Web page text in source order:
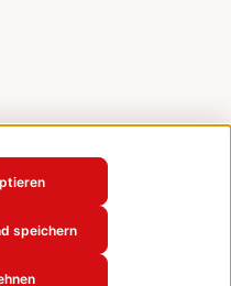
speichern